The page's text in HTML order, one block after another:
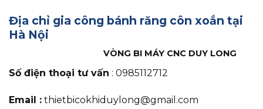
Địa chỉ gia công bánh răng côn xoắn tại
Hà Nội
VÒNG BI MÁY CNC DUY LONG
Số điện thoại tư vấn : 0985112712
Email : thietbicokhiduylong@gmail.com